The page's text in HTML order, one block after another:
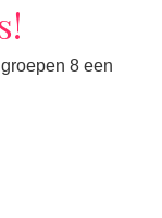
8 een